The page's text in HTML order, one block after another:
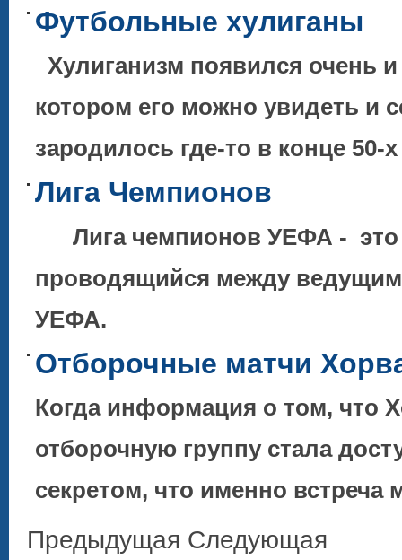
Футбольные хулиганы
Хулиганизм появился очень
котором его можно увидеть и
зародилось где-то в конце 50-
Лига Чемпионов
Лига чемпионов УЕФА - это
проводящийся между
УЕФА.
Отборочные матчи
Когда информация о том, что
отборочную группу стала
секретом, что именно
Предыдущая Следующая